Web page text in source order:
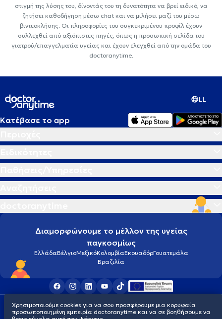
στιγμή της λύσης του, δίνοντάς του τη δυνατότητα να βρεί ειδικό, να
ζητήσει καθοδήγηση μέσω chat και να μιλήσει μαζί του μέσω
βιντεοκλήσης. Οι πληροφορίες του συγκεκριμένου προφίλ έχουν
συλλεχθεί από αξιόπιστες πηγές, όπως η προσωπική σελίδα του
γιατρού/επαγγελματία υγείας και έχουν ελεγχθεί από την ομάδα του
doctoranytime.
EL
Κατέβασε το app
Διαμορφώνουμε το μέλλον της υγείας
παγκοσμίως
ΕλλάδαΒέλγιοΜεξικόΚολομβίαΕκουαδόρΓουατεμάλα
Βραζιλία
Οροι χρήσηςCookiesΠολιτική προστασίας προσωπικού απορρήτου
© 2026 doctoranytime
Χρησιμοποιούμε cookies για να σου προσφέρουμε μια κορυφαία
προσωποποιημένη εμπειρία doctoranytime και να σε βοηθήσουμε να